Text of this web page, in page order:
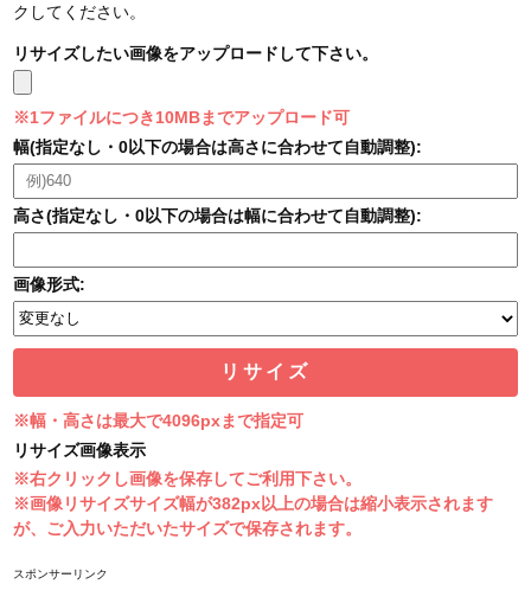
クしてください。
リサイズしたい画像をアップロードして下さい。
※1ファイルにつき10MBまでアップロード可
幅(指定なし・0以下の場合は高さに合わせて自動調整):
高さ(指定なし・0以下の場合は幅に合わせて自動調整):
画像形式:
※幅・高さは最大で4096pxまで指定可
リサイズ画像表示
※右クリックし画像を保存してご利用下さい。
※画像リサイズサイズ幅が382px以上の場合は縮小表示されます
が、ご入力いただいたサイズで保存されます。
スポンサーリンク